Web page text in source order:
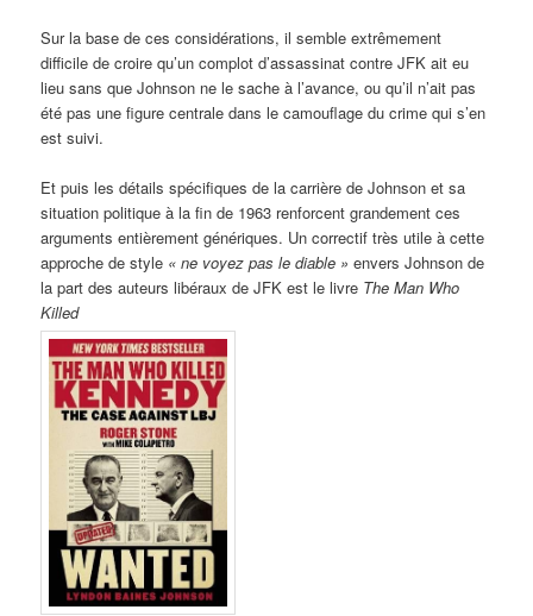
Sur la base de ces considérations, il semble extrêmement
difficile de croire qu’un complot d’assassinat contre JFK ait eu
lieu sans que Johnson ne le sache à l’avance, ou qu’il n’ait pas
été pas une figure centrale dans le camouflage du crime qui s’en
est suivi.
Et puis les détails spécifiques de la carrière de Johnson et sa
situation politique à la fin de 1963 renforcent grandement ces
arguments entièrement génériques. Un correctif très utile à cette
approche de style «ne voyez pas le diable » envers Johnson de
la part des auteurs libéraux de JFK est le livre The Man Who
Killed